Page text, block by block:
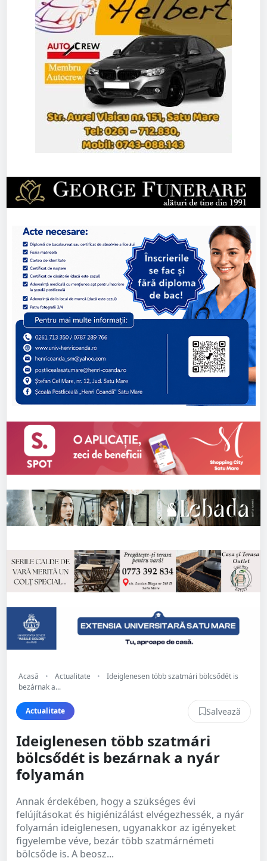
Acasă • Actualitate •
Ideiglenesen több szatmári bölcsődét is
bezárnak a...
Actualitate Salvează
Ideiglenesen több szatmári
bölcsődét is bezárnak a nyár
folyamán
Annak érdekében, hogy a szükséges évi
felújításokat és higiénizálást elvégezhessék, a nyár
folyamán ideiglenesen, ugyanakkor az igényeket
figyelembe véve, bezár több szatmárnémeti
bölcsőde is. A beosz...